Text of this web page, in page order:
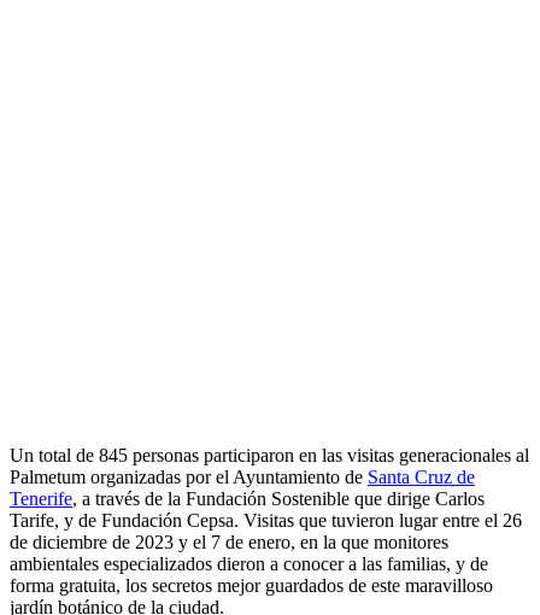
Un total de 845 personas participaron en las visitas generacionales al
Palmetum organizadas por el Ayuntamiento de Santa Cruz de
Tenerife, a través de la Fundación Sostenible que dirige Carlos
Tarife, y de Fundación Cepsa. Visitas que tuvieron lugar entre el 26
de diciembre de 2023 y el 7 de enero, en la que monitores
ambientales especializados dieron a conocer a las familias, y de
forma gratuita, los secretos mejor guardados de este maravilloso
jardín botánico de la ciudad.